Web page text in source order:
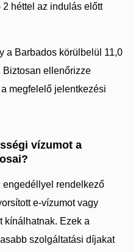
héttel az indulás előtt
a Barbados körülbelül 11,0
Biztosan ellenőrizze
megfelelő jelentkezési
vízumot a
engedéllyel rendelkező
e-vízumot vagy
kínálhatnak. Ezek a
szolgáltatási díjakat